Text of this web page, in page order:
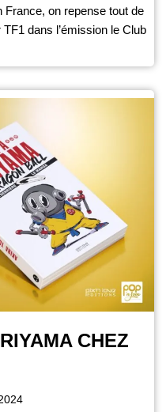
France, on repense tout de
dans l’émission le Club
CHEZ